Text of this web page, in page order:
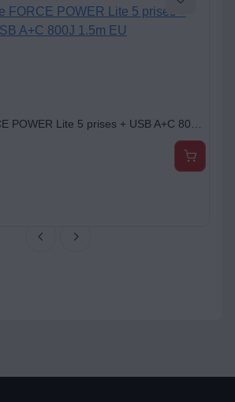
Parafoudre FORCE POWER Lite 5 prises + USB A+C 800J 1.5m EU